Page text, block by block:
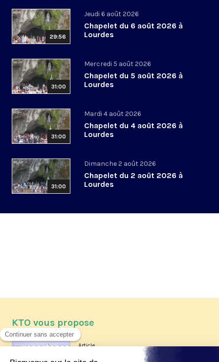
29:56
Jeudi 6 août 2026
Chapelet du 6 août 2026 à
Lourdes
31:00
Mercredi 5 août 2026
Chapelet du 5 août 2026 à
Lourdes
31:00
Mardi 4 août 2026
Chapelet du 4 août 2026 à
Lourdes
31:00
Dimanche 2 août 2026
Chapelet du 2 août 2026 à
Lourdes
KTO vous propose
Article
Les reportages d'été 2026 de KTO